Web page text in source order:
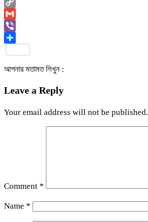
Copy
Link
Gmail
Viber
আপনার মতামত লিখুন :
Leave a Reply
Your email address will not be published.
Comment *
Name *